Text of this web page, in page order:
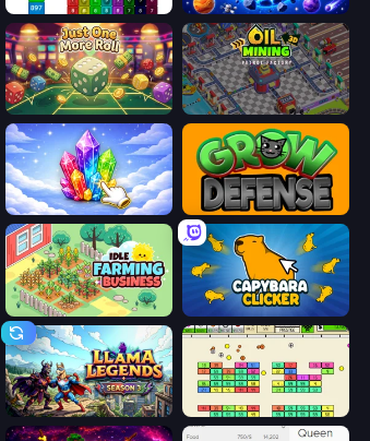
Tower Merge Idle Planet Destroyer
Just One More Roll Oil Mining 3D: Petrol Factory
Crystalia Idle Clicker Grow Defense
Idle Farming Business Capybara Clicker
Llama Legends Idle Breakout